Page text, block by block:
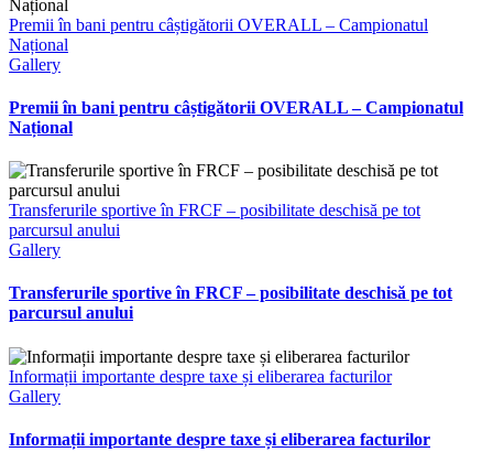
Premii în bani pentru câștigătorii OVERALL – Campionatul
Național
Gallery
Premii în bani pentru câștigătorii OVERALL – Campionatul
Național
Transferurile sportive în FRCF – posibilitate deschisă pe tot
parcursul anului
Gallery
Transferurile sportive în FRCF – posibilitate deschisă pe tot
parcursul anului
Informații importante despre taxe și eliberarea facturilor
Gallery
Informații importante despre taxe și eliberarea facturilor